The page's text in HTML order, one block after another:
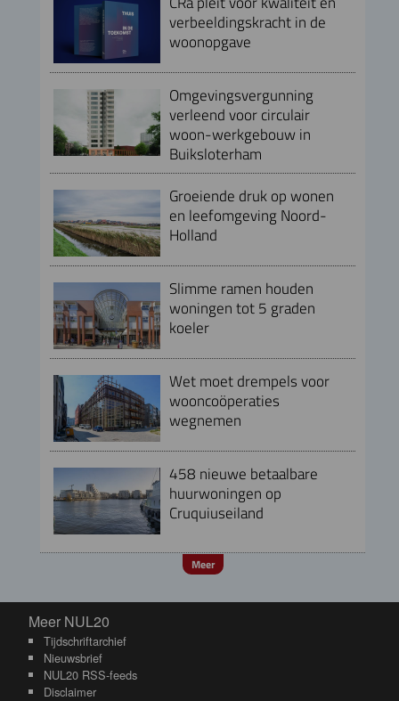
verbeeldingskracht in de
woonopgave
Omgevingsvergunning
verleend voor circulair
woon-werkgebouw in
Buiksloterham
Groeiende druk op wonen
en leefomgeving Noord-
Holland
Slimme ramen houden
woningen tot 5 graden
koeler
Wet moet drempels voor
wooncoöperaties
wegnemen
458 nieuwe betaalbare
huurwoningen op
Cruquiuseiland
Meer
Meer NUL20
Meer NUL20
Tijdschriftarchief
Nieuwsbrief
NUL20 RSS-feeds
Disclaimer